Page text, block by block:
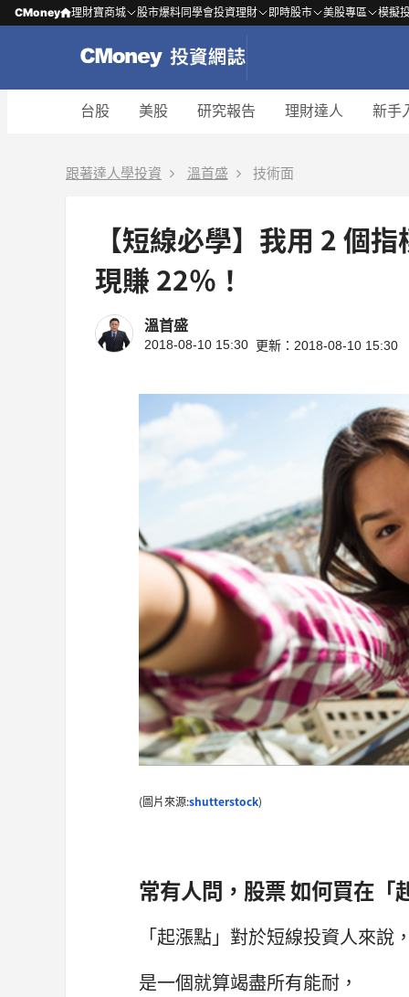
CMoney 理財寶商城 股市爆料同學會投資理財 即時股市 美股專區 模擬
台股 美股 研究報告 理財達人 新手
跟著達人學投資 溫首盛 技術面
【短線必學】我用 2 個
現賺 22％！
溫首盛
2018-08-10 15:30 更新：2018-08-10 15:30
(圖片來源:shutterstock)
常有人問，股票 如何買在「
「起漲點」對於短線投資人來說，
是一個就算竭盡所有能耐，